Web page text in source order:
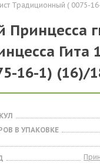
Традиционный ( 0075-
Принцесса
Гита
16-1) (16)/
В УПАКОВКЕ